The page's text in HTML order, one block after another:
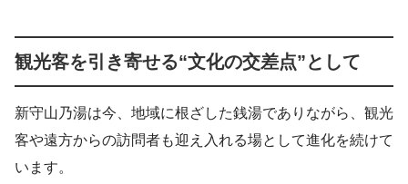
観光客を引き寄せる“文化の交差点”として
新守山乃湯は今、地域に根ざした銭湯でありながら、観光
客や遠方からの訪問者も迎え入れる場として進化を続けて
います。